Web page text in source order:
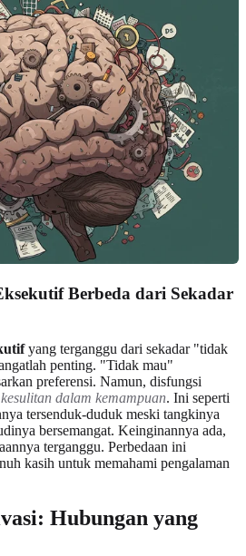
Berbeda dari Sekadar
yang terganggu dari sekadar "tidak
penting. "Tidak mau"
preferensi. Namun, disfungsi
kesulitan dalam kemampuan. Ini seperti
tersenduk-duduk meski tangkinya
bersemangat. Keinginannya ada,
terganggu. Perbedaan ini
kasih untuk memahami pengalaman
Hubungan yang